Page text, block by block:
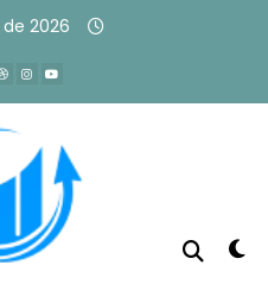
2026
de tráfego